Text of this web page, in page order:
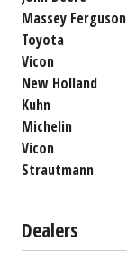
Massey Ferguson
Toyota
Vicon
New Holland
Kuhn
Michelin
Vicon
Strautmann
Dealers